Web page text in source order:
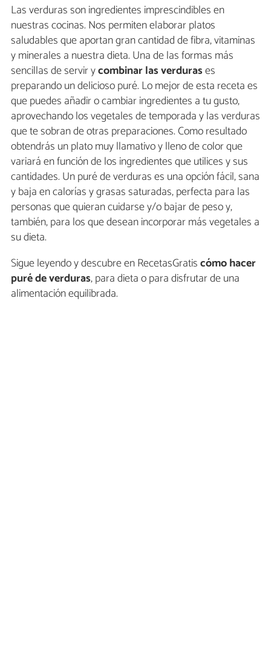
Las verduras son ingredientes imprescindibles en
nuestras cocinas. Nos permiten elaborar platos
saludables que aportan gran cantidad de fibra, vitaminas
y minerales a nuestra dieta. Una de las formas más
sencillas de servir ycombinar las verdurases
preparando un delicioso puré. Lo mejor de esta receta es
que puedes añadir o cambiar ingredientes a tu gusto,
aprovechando los vegetales de temporada y las verduras
que te sobran de otras preparaciones. Como resultado
obtendrás un plato muy llamativo y lleno de color que
variará en función de los ingredientes que utilices y sus
cantidades. Un puré de verduras es una opción fácil, sana
y baja en calorías y grasas saturadas, perfecta para las
personas que quieran cuidarse y/o bajar de peso y,
también, para los que desean incorporar más vegetales a
su dieta.
Sigue leyendo y descubre en RecetasGratiscómo hacer
puré de verduras, para dieta o para disfrutar de una
alimentación equilibrada.